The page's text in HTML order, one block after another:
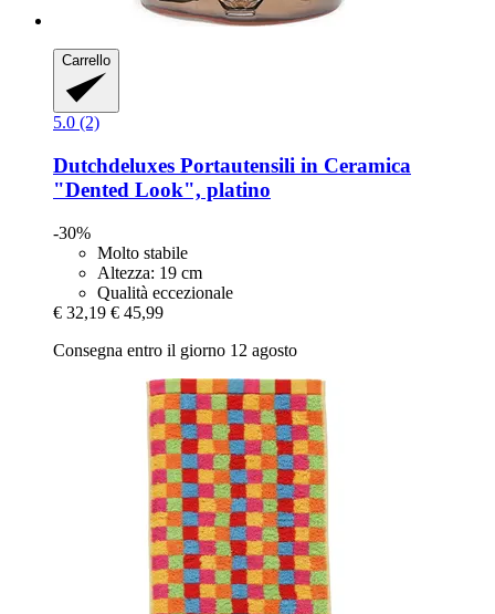
Carrello
5.0 (2)
Dutchdeluxes Portautensili in Ceramica
"Dented Look", platino
-30%
Molto stabile
Altezza: 19 cm
Qualità eccezionale
€ 32,19 € 45,99
Consegna entro il giorno 12 agosto